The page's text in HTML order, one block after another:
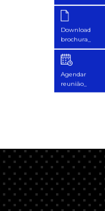
Download
brochura_
Agendar
reunião_